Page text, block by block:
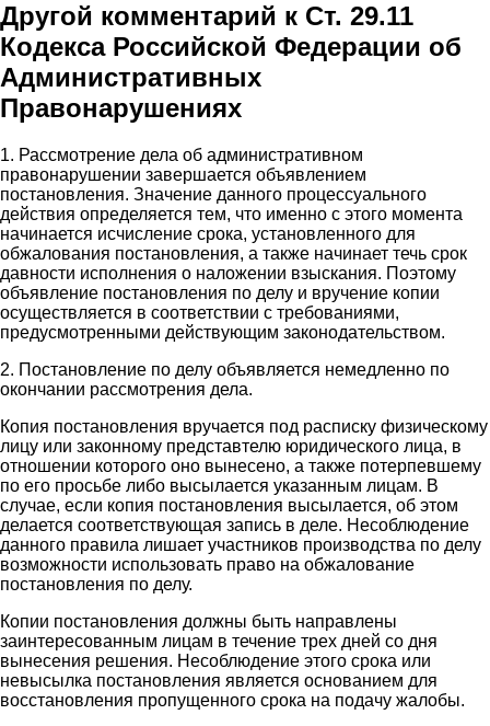
Другой комментарий к Ст. 29.11
Кодекса Российской Федерации об
Административных
Правонарушениях
1. Рассмотрение дела об административном
правонарушении завершается объявлением
постановления. Значение данного процессуального
действия определяется тем, что именно с этого момента
начинается исчисление срока, установленного для
обжалования постановления, а также начинает течь срок
давности исполнения о наложении взыскания. Поэтому
объявление постановления по делу и вручение копии
осуществляется в соответствии с требованиями,
предусмотренными действующим законодательством.
2. Постановление по делу объявляется немедленно по
окончании рассмотрения дела.
Копия постановления вручается под расписку физическому
лицу или законному представтелю юридического лица, в
отношении которого оно вынесено, а также потерпевшему
по его просьбе либо высылается указанным лицам. В
случае, если копия постановления высылается, об этом
делается соответствующая запись в деле. Несоблюдение
данного правила лишает участников производства по делу
возможности использовать право на обжалование
постановления по делу.
Копии постановления должны быть направлены
заинтересованным лицам в течение трех дней со дня
вынесения решения. Несоблюдение этого срока или
невысылка постановления является основанием для
восстановления пропущенного срока на подачу жалобы.